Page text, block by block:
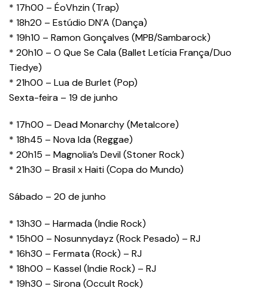
* 17h00 – ÉoVhzin (Trap)
* 18h20 – Estúdio DN’A (Dança)
* 19h10 – Ramon Gonçalves (MPB/Sambarock)
* 20h10 – O Que Se Cala (Ballet Letícia França/Duo
Tiedye)
* 21h00 – Lua de Burlet (Pop)
Sexta-feira – 19 de junho
* 17h00 – Dead Monarchy (Metalcore)
* 18h45 – Nova Ida (Reggae)
* 20h15 – Magnolia’s Devil (Stoner Rock)
* 21h30 – Brasil x Haiti (Copa do Mundo)
Sábado – 20 de junho
* 13h30 – Harmada (Indie Rock)
* 15h00 – Nosunnydayz (Rock Pesado) – RJ
* 16h30 – Fermata (Rock) – RJ
* 18h00 – Kassel (Indie Rock) – RJ
* 19h30 – Sirona (Occult Rock)